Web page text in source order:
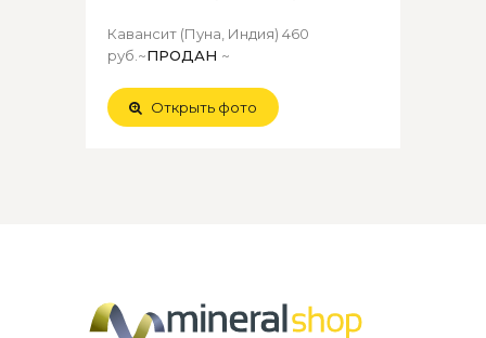
Кавансит (Пуна, Индия) 460
руб.~ПРОДАН ~
Открыть фото